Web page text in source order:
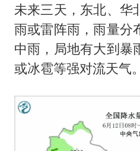
未来三天，东北、华
雨或雷阵雨，雨量分
中雨，局地有大到暴
或冰雹等强对流天气。